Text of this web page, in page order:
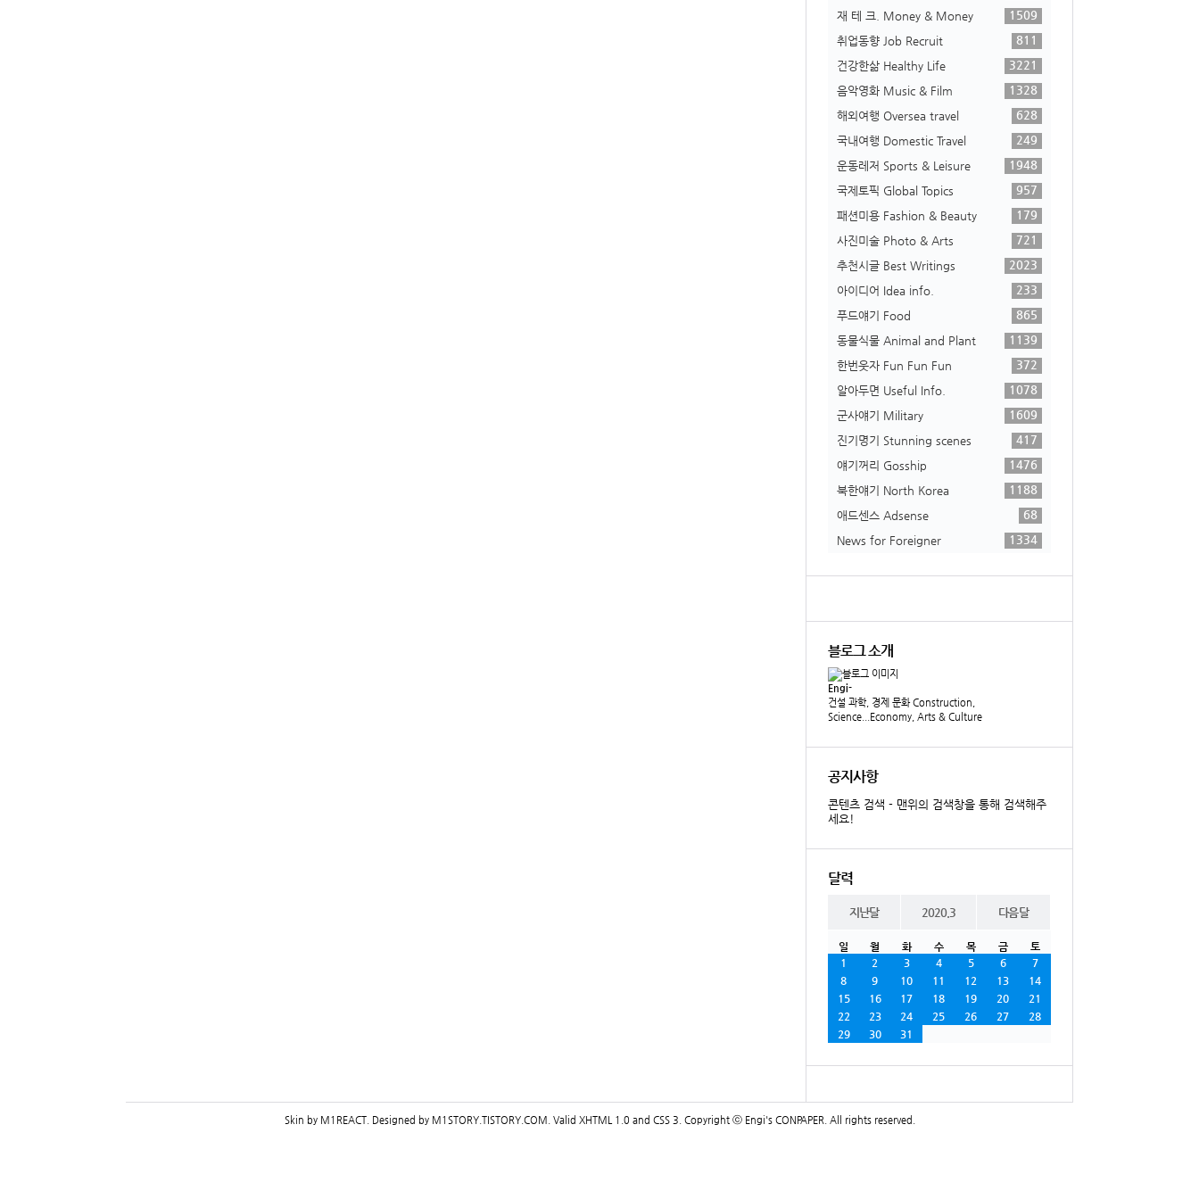
재 테 크. Money & Money
1509
취업동향 Job Recruit
811
건강한삶 Healthy Life
3221
음악영화 Music & Film
1328
해외여행 Oversea travel
628
국내여행 Domestic Travel
249
운동레저 Sports & Leisure
1948
국제토픽 Global Topics
957
패션미용 Fashion & Beauty
179
사진미술 Photo & Arts
721
추천시글 Best Writings
2023
아이디어 Idea info.
233
푸드얘기 Food
865
동물식물 Animal and Plant
1139
한번웃자 Fun Fun Fun
372
알아두면 Useful Info.
1078
군사얘기 Military
1609
진기명기 Stunning scenes
417
얘기꺼리 Gosship
1476
북한얘기 North Korea
1188
애드센스 Adsense
68
News for Foreigner
1334
블로그 소개
Engi-
건설 과학, 경제 문화 Construction,
Science...Economy, Arts & Culture
공지사항
콘텐츠 검색 - 맨위의 검색창을 통해 검색해주
세요!
달력
지난달 2020.3 다음달
일 월 화 수 목 금
토
1
2 3 4 5 6
7
8
9 10 11 12 13
14
15
16 17 18 19 20
21
22
23 24 25 26 27
28
29
30 31
Skin by M1REACT. Designed by M1STORY.TISTORY.COM . Valid XHTML 1.0 and CSS 3 . Copyright ⓒ Engi's CONPAPER . All rights reserved.